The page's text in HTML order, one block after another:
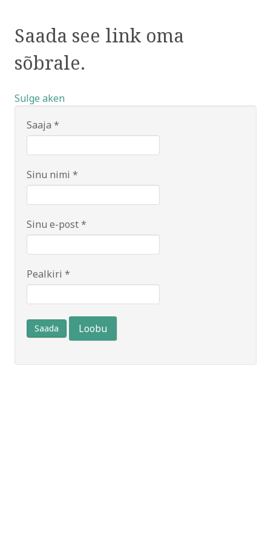
Saada see link oma
sõbrale.
Sulge aken
Saaja *
Sinu nimi *
Sinu e-post*
Pealkiri *
Saada Loobu